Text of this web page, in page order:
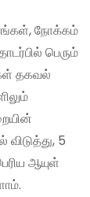
நோக்கம்
பெரும்
தகவல்
5
ஆயுள்